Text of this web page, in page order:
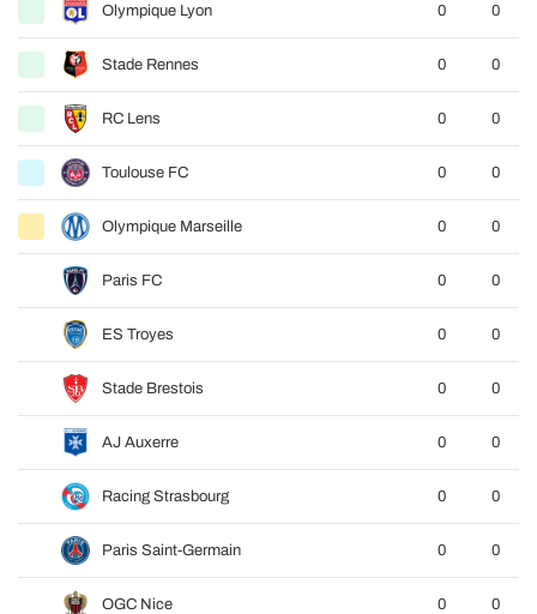
Olympique Lyon 0 0
Stade Rennes 0 0
RC Lens 0 0
Toulouse FC 0 0
Olympique Marseille 0 0
Paris FC 0 0
ES Troyes 0 0
Stade Brestois 0 0
AJ Auxerre 0 0
Racing Strasbourg 0 0
Paris Saint-Germain 0 0
OGC Nice 0 0